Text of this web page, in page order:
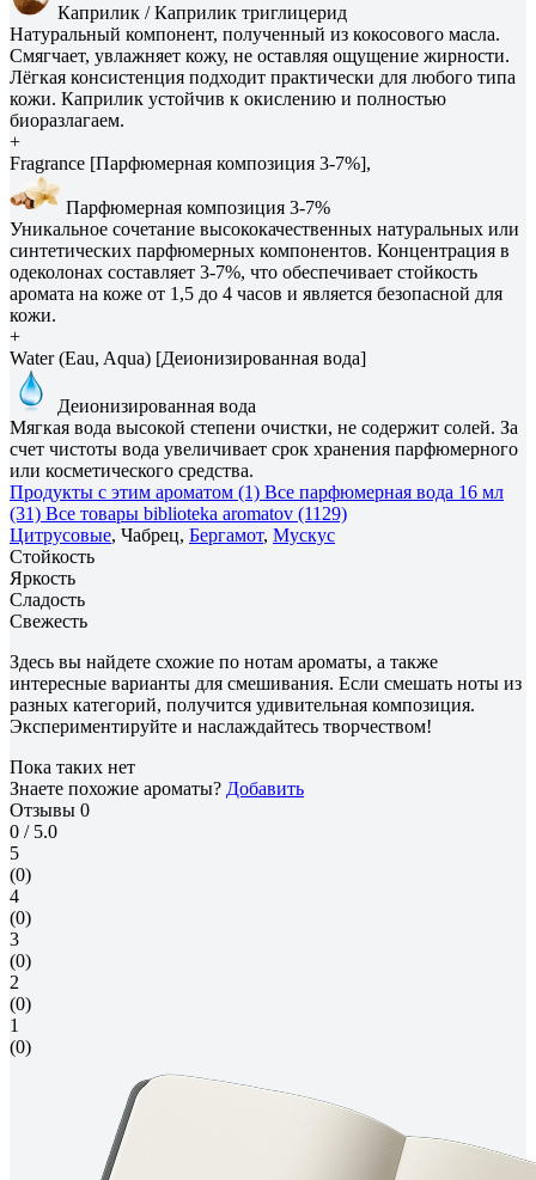
Каприлик / Каприлик триглицерид
Натуральный компонент, полученный из кокосового масла.
Смягчает, увлажняет кожу, не оставляя ощущение жирности.
Лёгкая консистенция подходит практически для любого типа
кожи. Каприлик устойчив к окислению и полностью
биоразлагаем.
+
Fragrance [Парфюмерная композиция 3-7%],
Парфюмерная композиция 3-7%
Уникальное сочетание высококачественных натуральных или
синтетических парфюмерных компонентов. Концентрация в
одеколонах составляет 3-7%, что обеспечивает стойкость
аромата на коже от 1,5 до 4 часов и является безопасной для
кожи.
+
Water (Eau, Aqua) [Деионизированная вода]
Деионизированная вода
Мягкая вода высокой степени очистки, не содержит солей. За
счет чистоты вода увеличивает срок хранения парфюмерного
или косметического средства.
Продукты с этим ароматом (1) Все парфюмерная вода 16 мл
(31) Все товары biblioteka aromatov (1129)
Цитрусовые, Чабрец, Бергамот, Мускус
Стойкость
Яркость
Сладость
Свежесть
Здесь вы найдете схожие по нотам ароматы, а также
интересные варианты для смешивания. Если смешать ноты из
разных категорий, получится удивительная композиция.
Экспериментируйте и наслаждайтесь творчеством!
Пока таких нет
Знаете похожие ароматы? Добавить
Отзывы 0
0 / 5.0
5
(0)
4
(0)
3
(0)
2
(0)
1
(0)